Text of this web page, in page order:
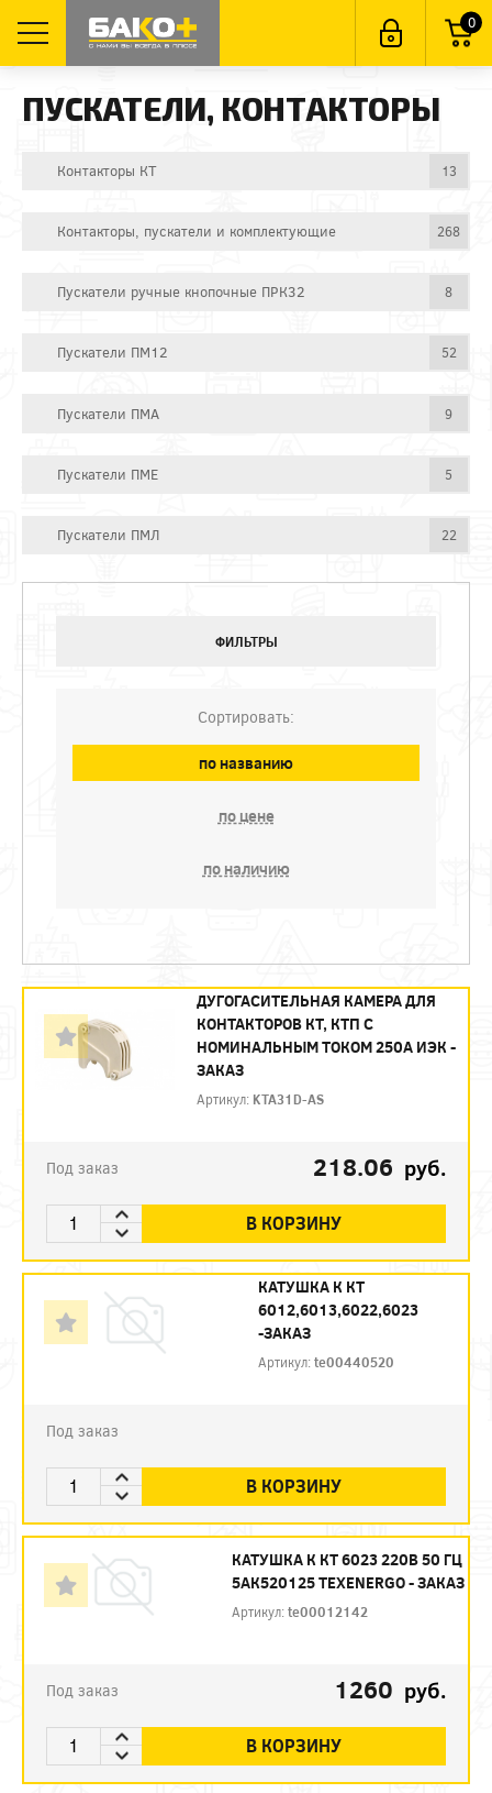
0
ПУСКАТЕЛИ, КОНТАКТОРЫ
Контакторы КТ 13
Контакторы, пускатели и комплектующие 268
Пускатели ручные кнопочные ПРК32 8
Пускатели ПМ12 52
Пускатели ПМА 9
Пускатели ПМЕ 5
Пускатели ПМЛ 22
ФИЛЬТРЫ
Сортировать:
по названию
по цене
по наличию
ДУГОГАСИТЕЛЬНАЯ КАМЕРА ДЛЯ
КОНТАКТОРОВ КТ, КТП С
НОМИНАЛЬНЫМ ТОКОМ 250А ИЭК -
ЗАКАЗ
Артикул: KTA31D-AS
Под заказ 218.06 руб.
В КОРЗИНУ
КАТУШКА К КТ
6012,6013,6022,6023
-ЗАКАЗ
Артикул:te00440520
Под заказ
В КОРЗИНУ
КАТУШКА К КТ 6023 220В 50 ГЦ
5АК520125 TEXENERGO - ЗАКАЗ
Артикул:te00012142
Под заказ 1260 руб.
В КОРЗИНУ